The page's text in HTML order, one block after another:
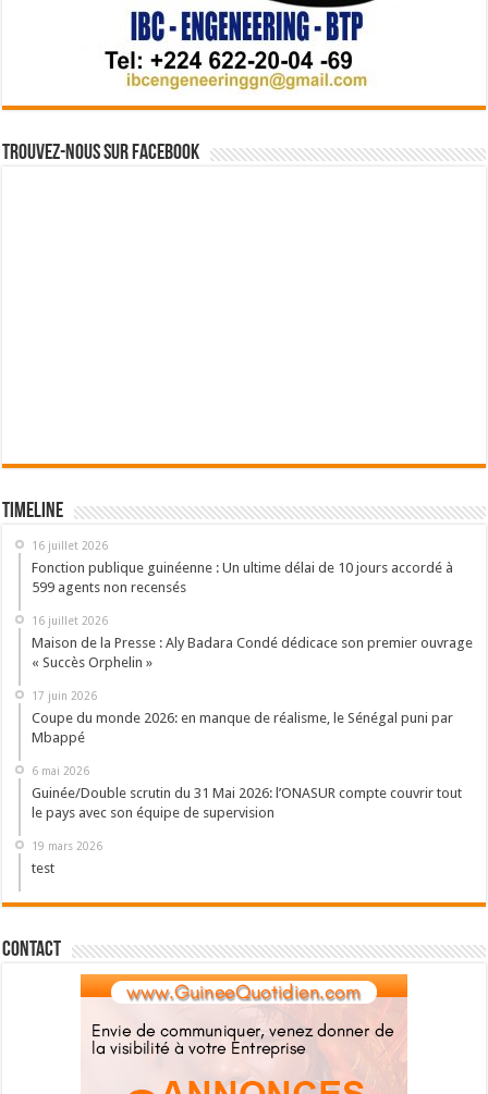
Trouvez-nous sur Facebook
Timeline
16 juillet 2026
Fonction publique guinéenne : Un ultime délai de 10 jours accordé à
599 agents non recensés
16 juillet 2026
Maison de la Presse : Aly Badara Condé dédicace son premier ouvrage
« Succès Orphelin »
17 juin 2026
Coupe du monde 2026: en manque de réalisme, le Sénégal puni par
Mbappé
6 mai 2026
Guinée/Double scrutin du 31 Mai 2026: l’ONASUR compte couvrir tout
le pays avec son équipe de supervision
19 mars 2026
test
Contact